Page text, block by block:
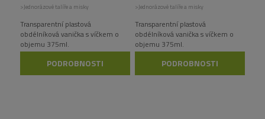
>Jednorázové talíře a misky
Transparentní plastová
obdélníková vanička s víčkem o
objemu 375ml.
PODROBNOSTI
>Jednorázové talíře a misky
Transparentní plastová
obdélníková vanička s víčkem o
objemu 375ml.
PODROBNOSTI